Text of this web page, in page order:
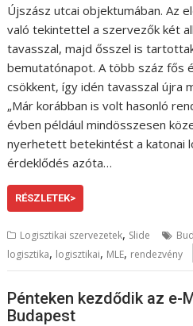
Újszász utcai objektumában. Az
való tekintettel a szervezők két
tavasszal, majd ősszel is
bemutatónapot. A több száz fős
csökkent, így idén tavasszal újra
„Már korábban is volt hasonló
évben például mindösszesen
nyerhetett betekintést a katonai
érdeklődés azóta…
RÉSZLETEK>
Logisztikai szervezetek, Slide
logisztika, logisztikai, MLE, rendezvény
Pénteken kezdődik az e-
Budapest